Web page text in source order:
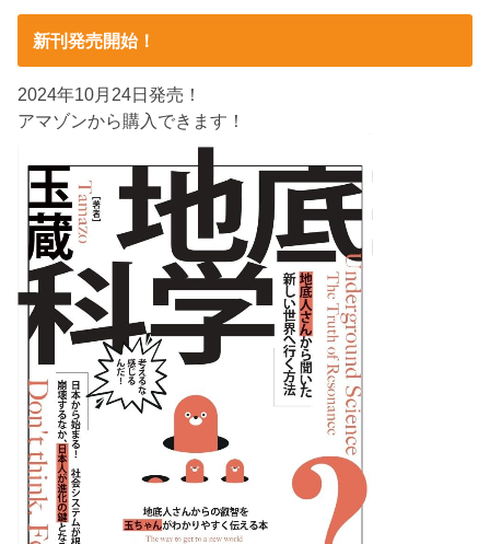
新刊発売開始！
2024年10月24日発売！
アマゾンから購入できます！